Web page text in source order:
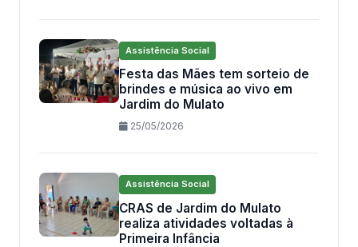
Assistência Social
Festa das Mães tem sorteio de
brindes e música ao vivo em
Jardim do Mulato
25/05/2026
Assistência Social
CRAS de Jardim do Mulato
realiza atividades voltadas à
Primeira Infância